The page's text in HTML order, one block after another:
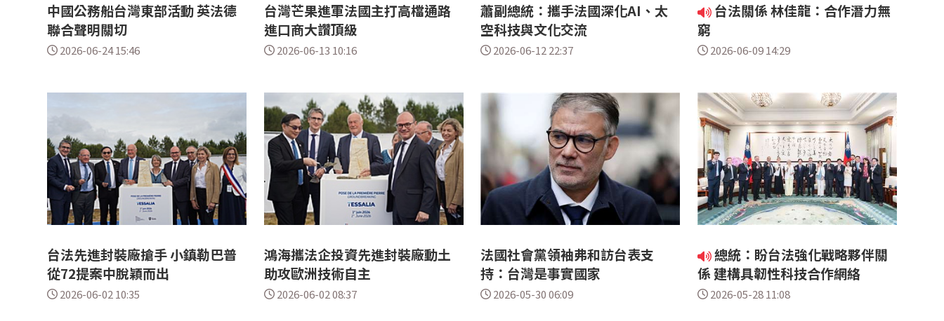
中國公務船台灣東部活動 英法德
聯合聲明關切
2026-06-24 15:46
台灣芒果進軍法國主打高檔通路
進口商大讚頂級
2026-06-13 10:16
蕭副總統：攜手法國深化AI、太
空科技與文化交流
2026-06-12 22:37
台法關係 林佳龍：合作潛力無
窮
2026-06-09 14:29
台法先進封裝廠搶手 小鎮勒巴普
從72提案中脫穎而出
2026-06-02 10:35
鴻海攜法企投資先進封裝廠動土
助攻歐洲技術自主
2026-06-02 08:37
法國社會黨領袖弗和訪台表支
持：台灣是事實國家
2026-05-30 06:09
總統：盼台法強化戰略夥伴關
係 建構具韌性科技合作網絡
2026-05-28 11:08